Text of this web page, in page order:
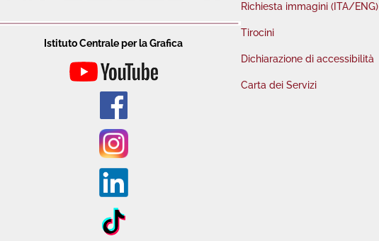
Istituto Centrale per la Grafica
Richiesta immagini (ITA/ENG)
Tirocini
Dichiarazione di accessibilità
Carta dei Servizi